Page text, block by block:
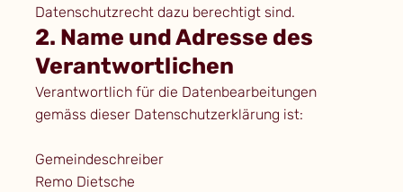
Datenschutzrecht dazu berechtigt sind.
2. Name und Adresse des
Verantwortlichen
Verantwortlich für die Datenbearbeitungen
gemäss dieser Datenschutzerklärung ist:
Gemeindeschreiber
Remo Dietsche